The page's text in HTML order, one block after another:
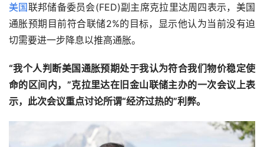
美国联邦储备委员会(FED)副主席克拉里达周四表示，美国
通胀预期目前符合联储2%的目标，显示他认为当前没有迫
切需要进一步降息以推高通胀。
“我个人判断美国通胀预期处于我认为符合我们物价稳定使
命的区间内，”克拉里达在旧金山联储主办的一次会议上表
示，此次会议重点讨论所谓“经济过热的”利弊。